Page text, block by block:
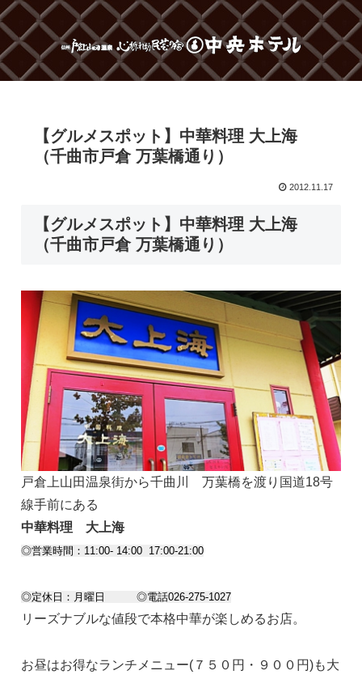
【グルメスポット】中華料理 大上海
（千曲市戸倉 万葉橋通り）
2012.11.17
【グルメスポット】中華料理 大上海
（千曲市戸倉 万葉橋通り）
戸倉上山田温泉街から千曲川 万葉橋を渡り国道18号
線手前にある
中華料理 大上海
◎営業時間：11:00- 14:00 17:00-21:00
◎定休日：月曜日 ◎電話026-275-1027
リーズナブルな値段で本格中華が楽しめるお店。
お昼はお得なランチメニュー(７５０円・９００円)も大